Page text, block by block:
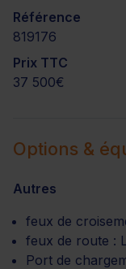
Référence
819176
Prix TTC
37 500€
Options &
Autres
feux de
feux de route :
Port de